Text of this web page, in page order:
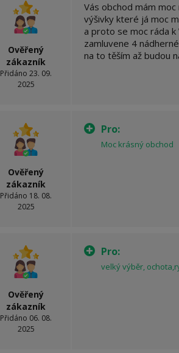
Ověřený
zákazník
Přidáno 23. 09.
2025
Vás obchod mám
výšivky které já moc
a proto se moc ráda
zamluvene 4
na to těším až budou
Ověřený
zákazník
Přidáno 18. 08.
2025
Pro:
Moc krásný obchod
Ověřený
zákazník
Přidáno 06. 08.
2025
Pro:
velký výběr,